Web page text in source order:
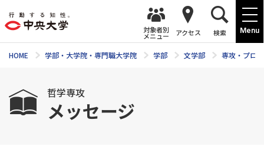
Menu
対象者別
メニュー アクセス 検索
HOME 学部・大学院・専門職大学院 学部 文学部 専攻・プロ
哲学専攻
メッセージ